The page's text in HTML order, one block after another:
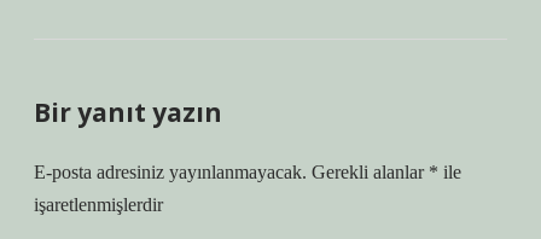
Bir yanıt yazın
E-posta adresiniz yayınlanmayacak. Gerekli alanlar * ile
işaretlenmişlerdir